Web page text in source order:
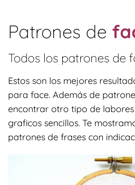
Patrones de
Todos los patrones de
Estos son los mejores
para face. Además de
encontrar otro tipo de
graficos sencillos. Te
patrones de frases con